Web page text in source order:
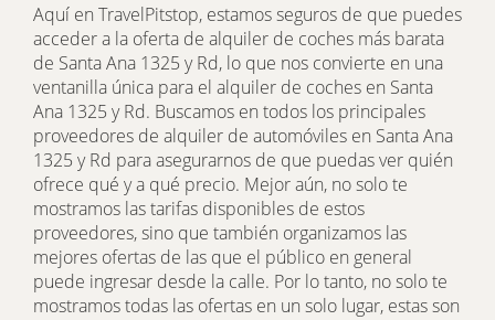
Aquí en TravelPitstop, estamos seguros de que puedes
acceder a la oferta de alquiler de coches más barata
de Santa Ana 1325 y Rd, lo que nos convierte en una
ventanilla única para el alquiler de coches en Santa
Ana 1325 y Rd. Buscamos en todos los principales
proveedores de alquiler de automóviles en Santa Ana
1325 y Rd para asegurarnos de que puedas ver quién
ofrece qué y a qué precio. Mejor aún, no solo te
mostramos las tarifas disponibles de estos
proveedores, sino que también organizamos las
mejores ofertas de las que el público en general
puede ingresar desde la calle. Por lo tanto, no solo te
mostramos todas las ofertas en un solo lugar, estas son